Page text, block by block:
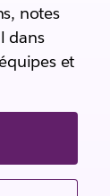
notes
dans
et